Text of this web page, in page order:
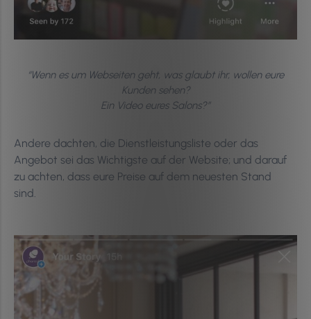
“Wenn es um Webseiten geht, was glaubt ihr, wollen eure
Kunden sehen?
Ein Video eures Salons?”
Andere dachten, die Dienstleistungsliste oder das
Angebot sei das Wichtigste auf der Website; und darauf
zu achten, dass eure Preise auf dem neuesten Stand
sind.